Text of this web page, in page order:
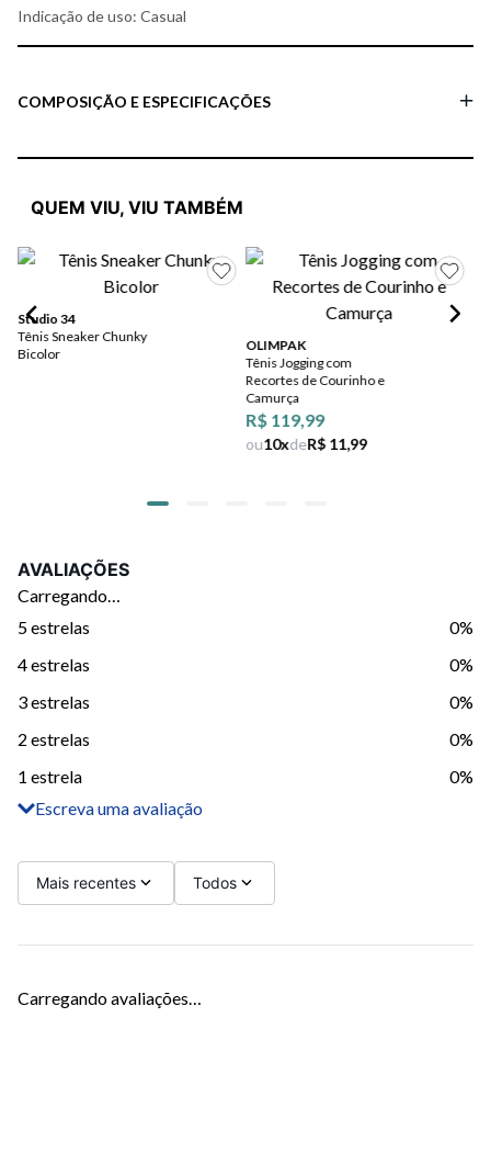
Indicação de uso: Casual
COMPOSIÇÃO E ESPECIFICAÇÕES
QUEM VIU, VIU TAMBÉM
Studio 34
Tênis Sneaker Chunky
Bicolor
OLIMPAK
Tênis Jogging com
Recortes de Courinho e
Camurça
R$ 119,99
ou10xdeR$ 11,99
AVALIAÇÕES
Carregando…
5 estrelas
0%
4 estrelas
0%
3 estrelas
0%
2 estrelas
0%
1 estrela
0%
Escreva uma avaliação
Título
Avalie o produto de 1 a 5 estrelas
Seu nome
Mais recentes Todos
Carregando avaliações…